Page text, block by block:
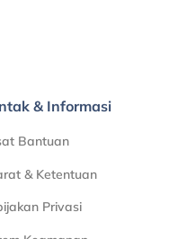
& Informasi
Bantuan
& Ketentuan
Privasi